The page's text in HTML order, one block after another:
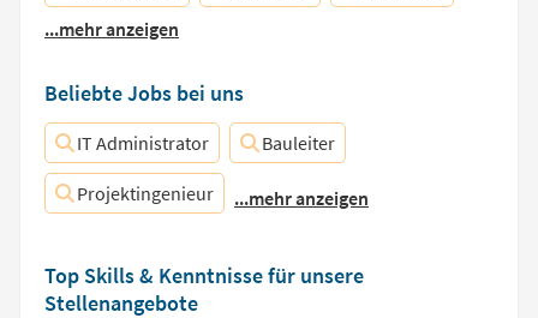
...mehr anzeigen
Beliebte Jobs bei uns
IT Administrator Bauleiter
Projektingenieur ...mehr anzeigen
Top Skills & Kenntnisse für unsere
Stellenangebote